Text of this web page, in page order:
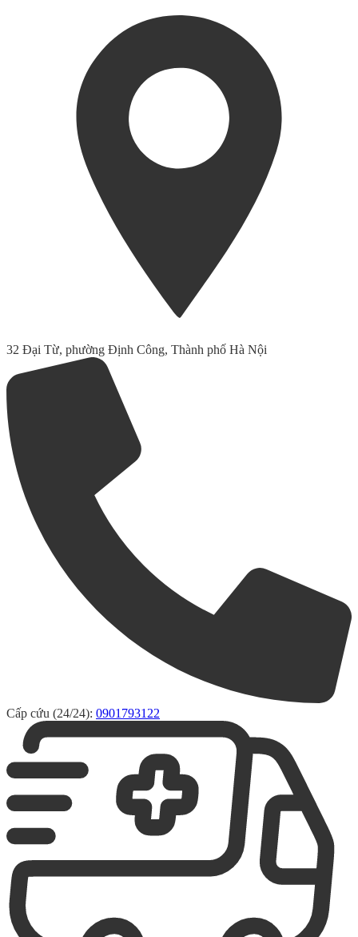
32 Đại Từ, phường Định Công, Thành phố Hà Nội
Cấp cứu (24/24): 0901793122